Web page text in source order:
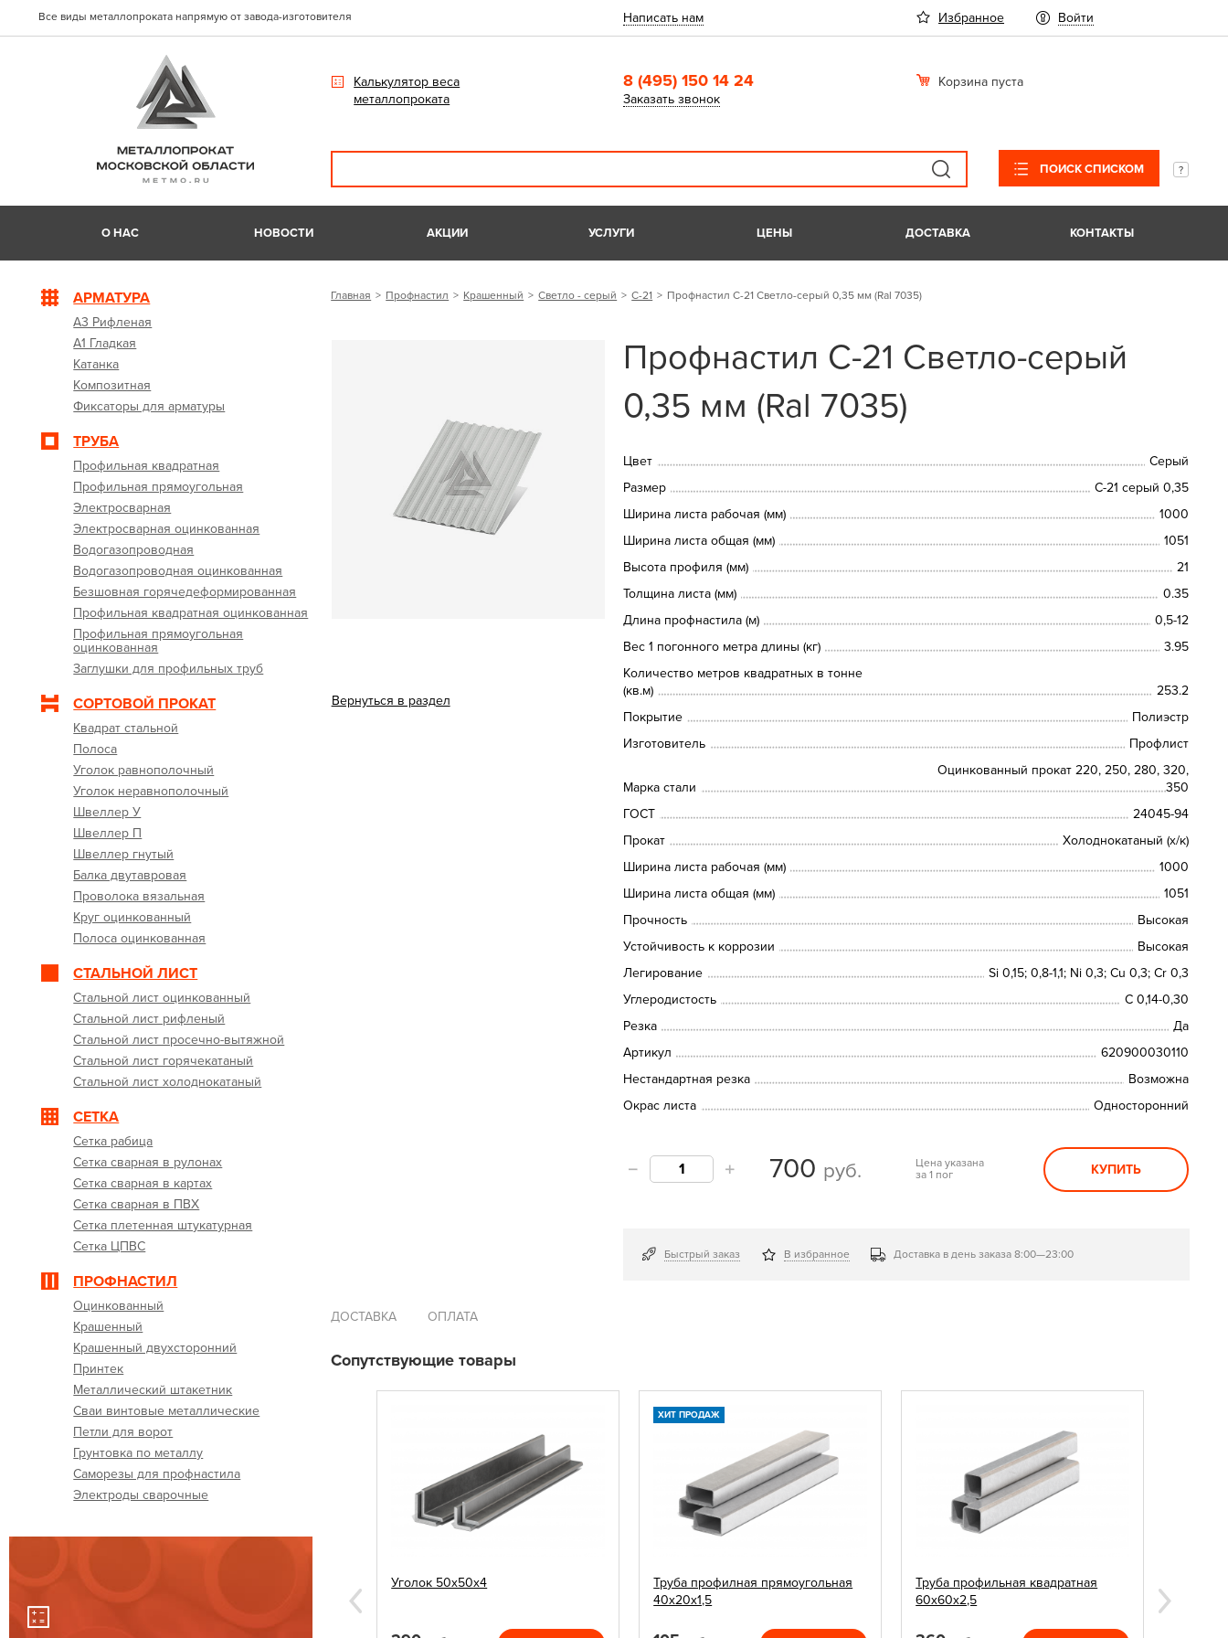
Все виды металлопроката напрямую от завода-изготовителя Написать нам Избранное Войти
Калькулятор веса
металлопроката
8 (495) 150 14 24
Заказать звонок
Корзина пуста
ПОИСК СПИСКОМ
О НАС НОВОСТИ АКЦИИ УСЛУГИ ЦЕНЫ ДОСТАВКА КОНТАКТЫ
АРМАТУРА
А3 Рифленая
А1 Гладкая
Катанка
Композитная
Фиксаторы для арматуры
ТРУБА
Профильная квадратная
Профильная прямоугольная
Электросварная
Электросварная оцинкованная
Водогазопроводная
Водогазопроводная оцинкованная
Безшовная горячедеформированная
Профильная квадратная оцинкованная
Профильная прямоугольная
оцинкованная
Заглушки для профильных труб
СОРТОВОЙ ПРОКАТ
Квадрат стальной
Полоса
Уголок равнополочный
Уголок неравнополочный
Швеллер У
Швеллер П
Швеллер гнутый
Балка двутавровая
Проволока вязальная
Круг оцинкованный
Полоса оцинкованная
СТАЛЬНОЙ ЛИСТ
Стальной лист оцинкованный
Стальной лист рифленый
Стальной лист просечно-вытяжной
Стальной лист горячекатаный
Стальной лист холоднокатаный
СЕТКА
Сетка рабица
Сетка сварная в рулонах
Сетка сварная в картах
Сетка сварная в ПВХ
Сетка плетенная штукатурная
Сетка ЦПВС
ПРОФНАСТИЛ
Оцинкованный
Крашенный
Крашенный двухсторонний
Принтек
Металлический штакетник
Сваи винтовые металлические
Петли для ворот
Грунтовка по металлу
Саморезы для профнастила
Электроды сварочные
Главная Профнастил Крашенный Светло - серый С-21 Профнастил С-21 Светло-серый 0,35 мм (Ral 7035)
Вернуться в раздел
Профнастил С-21 Светло-серый
0,35 мм (Ral 7035)
Цвет
Серый
Размер
С-21 серый 0,35
Ширина листа рабочая (мм)
1000
Ширина листа общая (мм)
1051
Высота профиля (мм)
21
Толщина листа (мм)
0.35
Длина профнастила (м)
0,5-12
Вес 1 погонного метра длины (кг)
3.95
Количество метров квадратных в тонне
(кв.м)
253.2
Покрытие
Полиэстр
Изготовитель
Профлист
Марка стали
Оцинкованный прокат 220, 250, 280, 320,
350
ГОСТ
24045-94
Прокат
Холоднокатаный (х/к)
Ширина листа рабочая (мм)
1000
Ширина листа общая (мм)
1051
Прочность
Высокая
Устойчивость к коррозии
Высокая
Легирование
Si 0,15; 0,8-1,1; Ni 0,3; Сu 0,3; Cr 0,3
Углеродистость
C 0,14-0,30
Резка
Да
Артикул
620900030110
Нестандартная резка
Возможна
Окрас листа
Односторонний
700 руб.
Цена указана
за 1 пог
КУПИТЬ
Быстрый заказ В избранное Доставка в день заказа 8:00—23:00
ДОСТАВКА ОПЛАТА
Сопутствующие товары
Уголок 50х50х4
ХИТ ПРОДАЖ
Труба профилная прямоугольная
40х20х1,5
Труба профильная квадратная
60х60х2,5